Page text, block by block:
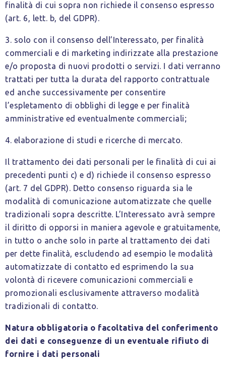
finalità di cui sopra non richiede il consenso espresso
(art. 6, lett. b, del GDPR).
3. solo con il consenso dell’Interessato, per finalità
commerciali e di marketing indirizzate alla prestazione
e/o proposta di nuovi prodotti o servizi. I dati verranno
trattati per tutta la durata del rapporto contrattuale
ed anche successivamente per consentire
l’espletamento di obblighi di legge e per finalità
amministrative ed eventualmente commerciali;
4. elaborazione di studi e ricerche di mercato.
Il trattamento dei dati personali per le finalità di cui ai
precedenti punti c) e d) richiede il consenso espresso
(art. 7 del GDPR). Detto consenso riguarda sia le
modalità di comunicazione automatizzate che quelle
tradizionali sopra descritte. L’Interessato avrà sempre
il diritto di opporsi in maniera agevole e gratuitamente,
in tutto o anche solo in parte al trattamento dei dati
per dette finalità, escludendo ad esempio le modalità
automatizzate di contatto ed esprimendo la sua
volontà di ricevere comunicazioni commerciali e
promozionali esclusivamente attraverso modalità
tradizionali di contatto.
Natura obbligatoria o facoltativa del conferimento
dei dati e conseguenze di un eventuale rifiuto di
fornire i dati personali